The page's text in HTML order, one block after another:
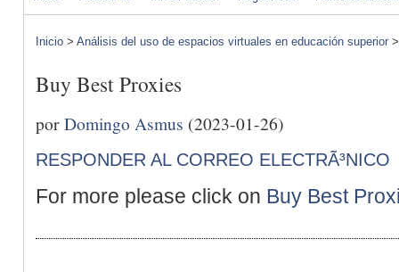
Inicio > Análisis del uso de espacios virtuales en educación superior
Buy Best Proxies
porDomingo Asmus (2023-01-26)
RESPONDER AL CORREO ELECTRÃ³NICO
For more please click on Buy Best